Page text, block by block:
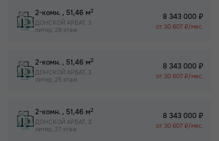
2-комн. , 51,46 м2
ДОНСКОЙ АРБАТ, 3
литер, 28 этаж
8 343 000 ₽
от 30 607 ₽/мес.
2-комн. , 51,46 м2
ДОНСКОЙ АРБАТ, 3
литер, 25 этаж
8 343 000 ₽
от 30 607 ₽/мес.
2-комн. , 51,46 м2
ДОНСКОЙ АРБАТ, 3
литер, 27 этаж
8 343 000 ₽
от 30 607 ₽/мес.